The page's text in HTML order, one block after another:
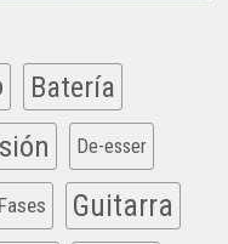
Batería
De-esser
Fases Guitarra